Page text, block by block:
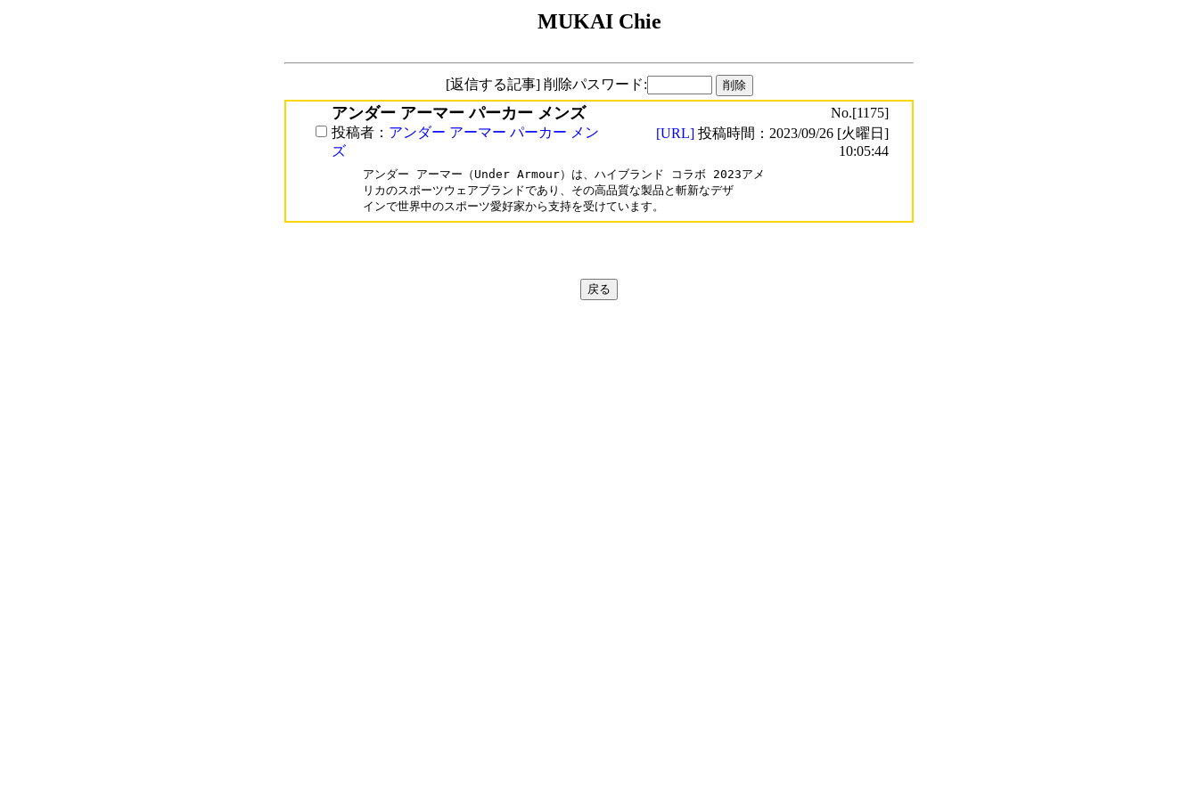
MUKAI Chie
[返信する記事] 削除パスワード:
アンダー アーマー パーカー メンズ
No.[1175]
投稿者： アンダー アーマー パーカー メン
ズ
[URL] 投稿時間：2023/09/26 [火曜日]
10:05:44
アンダー アーマー（Under Armour）は、ハイブランド コラボ 2023アメ
リカのスポーツウェアブランドであり、その高品質な製品と斬新なデザ
インで世界中のスポーツ愛好家から支持を受けています。